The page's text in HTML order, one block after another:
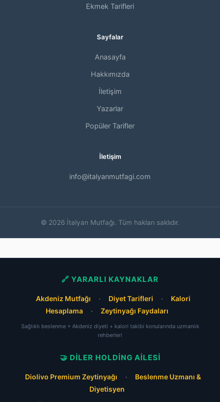
Ekmek Tarifleri
Sayfalar
Anasayfa
Hakkımızda
İletişim
Yazarlar
Popüler Tarifler
İletişim
info@italyanmutfagi.com
© 2026 İtalyan Mutfağı. Tüm hakları saklıdır.
🔗 YARARLI KAYNAKLAR
Akdeniz Mutfağı · Diyet Tarifleri ·
Kalori
Hesaplama
· Zeytinyağı Faydaları
Sağlıklı beslenme + Akdeniz diyeti + kalori takibi konularında uzmanlık
rehberleri
🤝 DILER HOLDING AILESI
Diolivo Premium Zeytinyağı ·
Beslenme Uzmanı &
Diyetisyen